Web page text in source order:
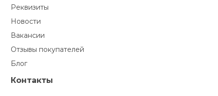
Реквизиты
Новости
Вакансии
Отзывы покупателей
Блог
Контакты